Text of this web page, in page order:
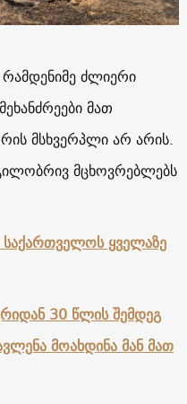
რამდენიმე ძლიერი
მათ
მსხვერპლი არ არის.
მცხოვრებლებს
ყველაზე
30 წლის შემდეგ
მოახდინა მან მათ